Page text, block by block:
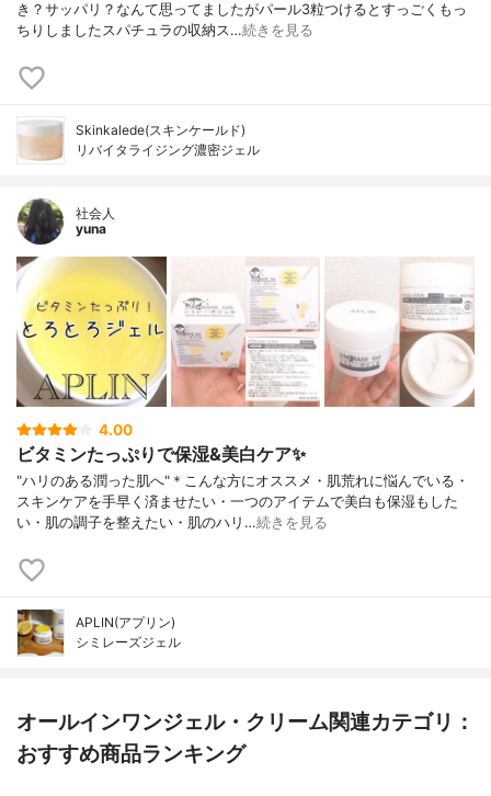
き？サッパリ？なんて思ってましたがパール3粒つけるとすっごくもっ
ちりしましたスパチュラの収納ス…続きを見る
Skinkalede(スキンケールド)
リバイタライジング濃密ジェル
社会人
yuna
4.00
ビタミンたっぷりで保湿&美白ケア✨
"ハリのある潤った肌へ"＊こんな方にオススメ・肌荒れに悩んでいる・
スキンケアを手早く済ませたい・一つのアイテムで美白も保湿もした
い・肌の調子を整えたい・肌のハリ…続きを見る
APLIN(アプリン)
シミレーズジェル
オールインワンジェル・クリーム関連カテゴリ：
おすすめ商品ランキング